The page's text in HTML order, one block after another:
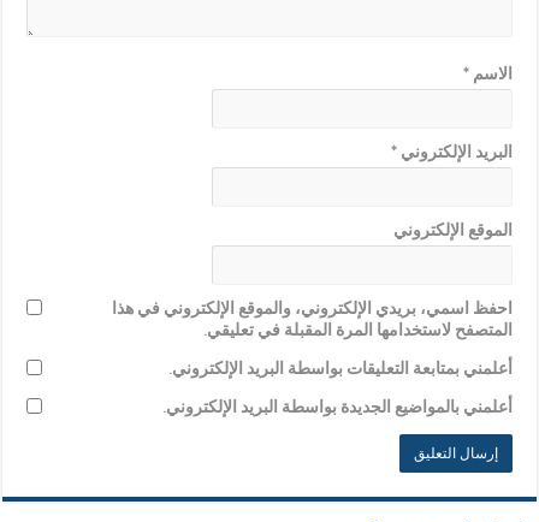
الاسم*
البريد الإلكتروني*
الموقع الإلكتروني
احفظ اسمي، بريدي الإلكتروني، والموقع الإلكتروني في هذا
المتصفح لاستخدامها المرة المقبلة في تعليقي.
أعلمني بمتابعة التعليقات بواسطة البريد الإلكتروني.
أعلمني بالمواضيع الجديدة بواسطة البريد الإلكتروني.